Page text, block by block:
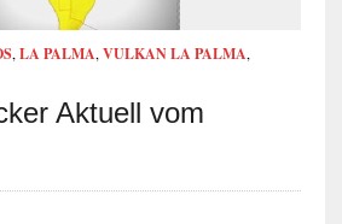
, LA PALMA, VULKAN LA PALMA,
Aktuell vom